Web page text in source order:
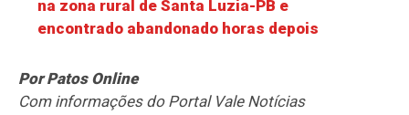
na zona rural de Santa Luzia-PB e
encontrado abandonado horas depois
Por Patos Online
Com informações do Portal Vale Notícias